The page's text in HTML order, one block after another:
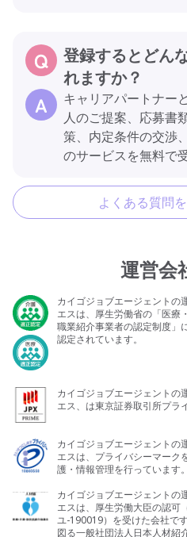
登録するとどん
れますか？
キャリアパートナー
人のご提案、応募書
策、内定条件の交渉
のサービスを無料で
よくある質問
運営会
カイゴジョブエージェントの
エスは、厚生労働省の「医療
職業紹介事業者の認定制度」
認定されています。
カイゴジョブエージェントの
エス、は東京証券取引所プラ
カイゴジョブエージェントの
エスは、プライバシーマーク
護・情報管理を行っています。
カイゴジョブエージェントの
エスは、厚生労働大臣の認可
ユ-190019）を受けた会社で
図る一般社団法人日本人材紹